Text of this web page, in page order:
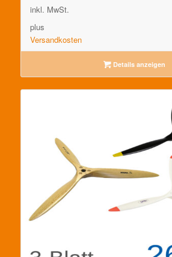
inkl. MwSt.
plus
Versandkosten
Details anzeigen